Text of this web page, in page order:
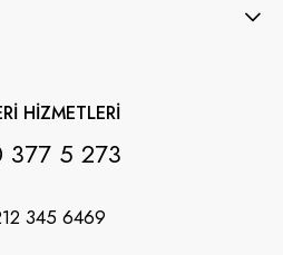
HİZMETLERİ
377 5 273
345 6469